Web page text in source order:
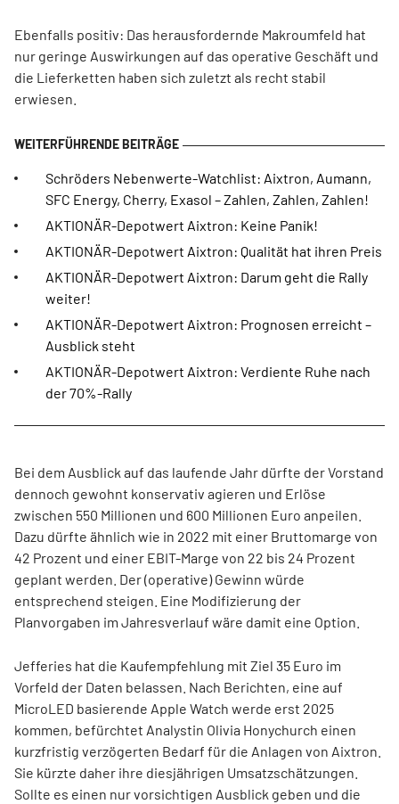
Ebenfalls positiv: Das herausfordernde Makroumfeld hat
nur geringe Auswirkungen auf das operative Geschäft und
die Lieferketten haben sich zuletzt als recht stabil
erwiesen.
Schröders Nebenwerte-Watchlist: Aixtron, Aumann,
SFC Energy, Cherry, Exasol – Zahlen, Zahlen, Zahlen!
AKTIONÄR-Depotwert Aixtron: Keine Panik!
AKTIONÄR-Depotwert Aixtron: Qualität hat ihren Preis
AKTIONÄR-Depotwert Aixtron: Darum geht die Rally
weiter!
AKTIONÄR-Depotwert Aixtron: Prognosen erreicht –
Ausblick steht
AKTIONÄR-Depotwert Aixtron: Verdiente Ruhe nach
der 70%-Rally
Bei dem Ausblick auf das laufende Jahr dürfte der Vorstand
dennoch gewohnt konservativ agieren und Erlöse
zwischen 550 Millionen und 600 Millionen Euro anpeilen.
Dazu dürfte ähnlich wie in 2022 mit einer Bruttomarge von
42 Prozent und einer EBIT-Marge von 22 bis 24 Prozent
geplant werden. Der (operative) Gewinn würde
entsprechend steigen. Eine Modifizierung der
Planvorgaben im Jahresverlauf wäre damit eine Option.
Jefferies hat die Kaufempfehlung mit Ziel 35 Euro im
Vorfeld der Daten belassen. Nach Berichten, eine auf
MicroLED basierende Apple Watch werde erst 2025
kommen, befürchtet Analystin Olivia Honychurch einen
kurzfristig verzögerten Bedarf für die Anlagen von Aixtron.
Sie kürzte daher ihre diesjährigen Umsatzschätzungen.
Sollte es einen nur vorsichtigen Ausblick geben und die